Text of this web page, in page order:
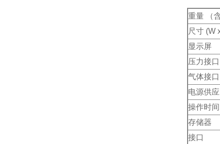
重量 （
尺寸 (W
显示屏
压力接口
气体接口
电源供应
操作时
存储器
接口